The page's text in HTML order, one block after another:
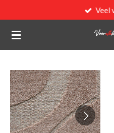
direct
naar
Veel